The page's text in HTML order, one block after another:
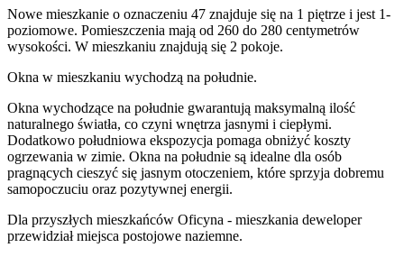
Nowe mieszkanie o oznaczeniu 47 znajduje się na 1 piętrze i jest 1-
poziomowe. Pomieszczenia mają od 260 do 280 centymetrów
wysokości. W mieszkaniu znajdują się 2 pokoje.
Okna w mieszkaniu wychodzą na południe.
Okna wychodzące na południe gwarantują maksymalną ilość
naturalnego światła, co czyni wnętrza jasnymi i ciepłymi.
Dodatkowo południowa ekspozycja pomaga obniżyć koszty
ogrzewania w zimie. Okna na południe są idealne dla osób
pragnących cieszyć się jasnym otoczeniem, które sprzyja dobremu
samopoczuciu oraz pozytywnej energii.
Dla przyszłych mieszkańców Oficyna - mieszkania deweloper
przewidziałmiejsca postojowe naziemne.